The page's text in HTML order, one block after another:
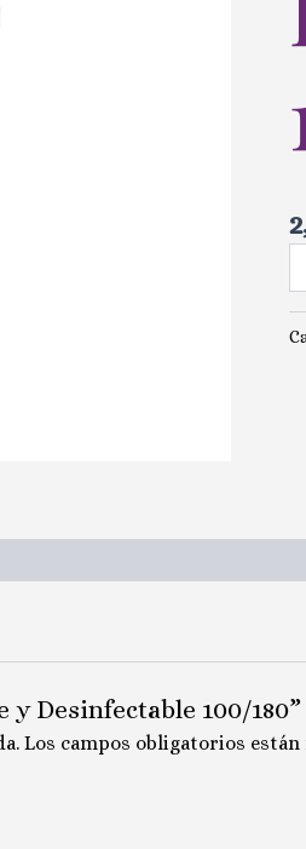
Desinfectable 100/180”
Los campos obligatorios están